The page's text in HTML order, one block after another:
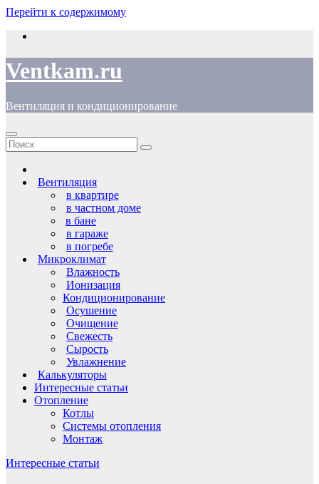
Перейти к содержимому
Ventkam.ru
Вентиляция и кондиционирование
Вентиляция
в квартире
в частном доме
в бане
в гараже
в погребе
Микроклимат
Влажность
Ионизация
Кондиционирование
Осушение
Очищение
Свежесть
Сырость
Увлажнение
Калькуляторы
Интересные статьи
Отопление
Котлы
Системы отопления
Монтаж
Интересные статьи